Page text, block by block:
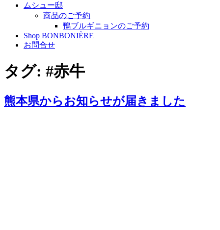
ムシュー邸
商品のご予約
鴨ブルギニョンのご予約
Shop BONBONIÈRE
お問合せ
タグ: #赤牛
熊本県からお知らせが届きました